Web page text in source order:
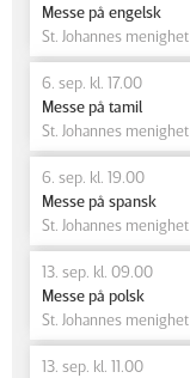
Messe på engelsk
St. Johannes menighet
6. sep. kl. 17.00
Messe på tamil
St. Johannes menighet
6. sep. kl. 19.00
Messe på spansk
St. Johannes menighet
13. sep. kl. 09.00
Messe på polsk
St. Johannes menighet
13. sep. kl. 11.00